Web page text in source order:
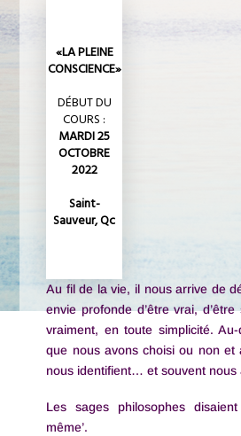
«LA PLEINE
CONSCIENCE»
DÉBUT DU
COURS :
MARDI 25
OCTOBRE
2022
Saint-
Sauveur, Qc
POUR TOUTE
L'INFORMATION
Cliquez-
ici
Au fil de la vie, il nous arrive de
envie profonde d’être vrai,
vraiment, en toute simplicité.
que nous avons choisi ou non et
nous identifient… et souvent nous
Les sages philosophes
même’.